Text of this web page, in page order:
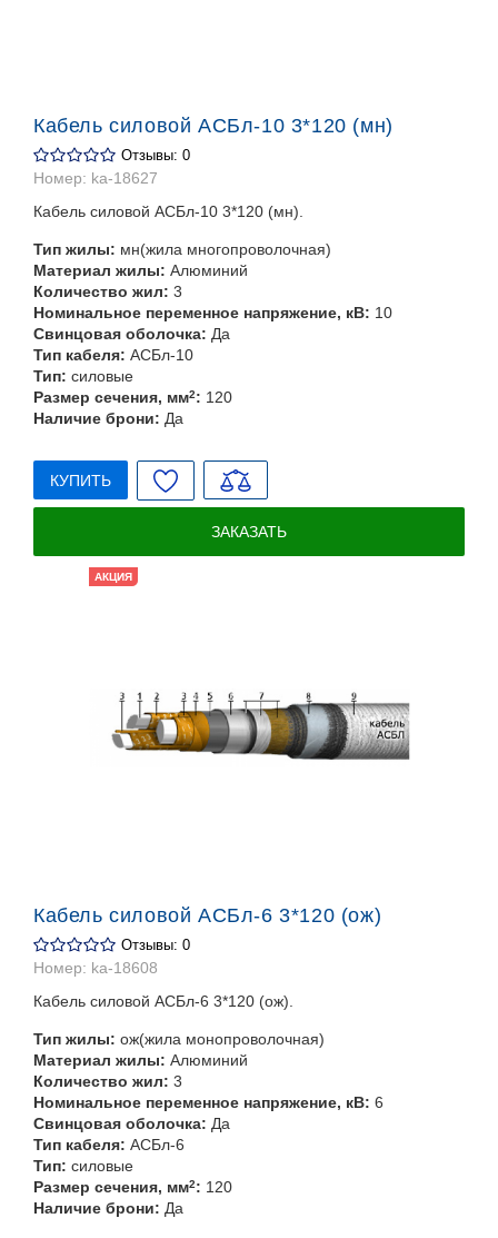
Кабель силовой АСБл-10 3*120 (мн)
Отзывы: 0
Номер: ka-18627
Кабель силовой АСБл-10 3*120 (мн).
Тип жилы: мн(жила многопроволочная)
Материал жилы: Алюминий
Количество жил: 3
Номинальное переменное напряжение, кВ: 10
Свинцовая оболочка: Да
Тип кабеля: АСБл-10
Тип: силовые
Размер сечения, мм2: 120
Наличие брони: Да
КУПИТЬ
ЗАКАЗАТЬ
АКЦИЯ
Кабель силовой АСБл-6 3*120 (ож)
Отзывы: 0
Номер: ka-18608
Кабель силовой АСБл-6 3*120 (ож).
Тип жилы: ож(жила монопроволочная)
Материал жилы: Алюминий
Количество жил: 3
Номинальное переменное напряжение, кВ: 6
Свинцовая оболочка: Да
Тип кабеля: АСБл-6
Тип: силовые
Размер сечения, мм2: 120
Наличие брони: Да